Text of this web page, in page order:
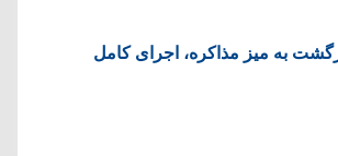
به میز مذاکره، اجرای کامل